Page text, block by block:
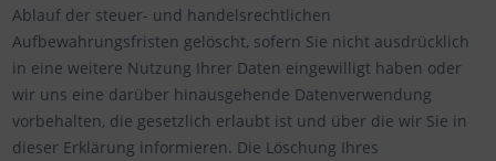
Ablauf der steuer- und handelsrechtlichen
Aufbewahrungsfristen gelöscht, sofern Sie nicht ausdrücklich
in eine weitere Nutzung Ihrer Daten eingewilligt haben oder
wir uns eine darüber hinausgehende Datenverwendung
vorbehalten, die gesetzlich erlaubt ist und über die wir Sie in
dieser Erklärung informieren. Die Löschung Ihres